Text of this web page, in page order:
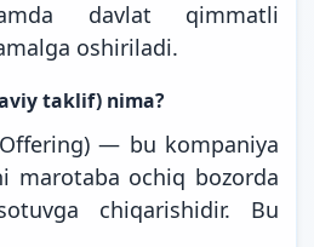
davlat qimmatli
oshiriladi.
taklif) nima?
— bu kompaniya
marotaba ochiq bozorda
chiqarishidir. Bu